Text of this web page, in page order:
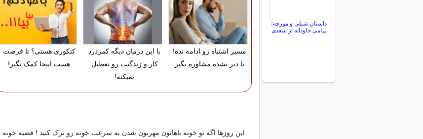
مسیر اشتباه رو ادامه نده!
تا دیر نشده مشاوره بگیر
با این درمان دیگه کمردرد
کار و زندگیت رو تعطیل
نمیکنه!
کنکوری هستی؟ تا فرصت
هست اینجا کمک بگیر!
این روزها اگه تو خونه باهاتون مهربون شدن به سرعت خونه رو ترک کنید ! قضیه خونه
داستان شبلی و مورچه؛
پیامی جاودانه از سعدی